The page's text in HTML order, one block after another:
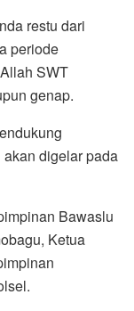
restu dari
periode
SWT
genap.
digelar pada
Bawaslu
Ketua